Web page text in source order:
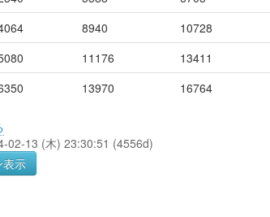
8940
10728
11176
13411
13970 16764
02-13 (木) 23:30:51 (4556d)
表示